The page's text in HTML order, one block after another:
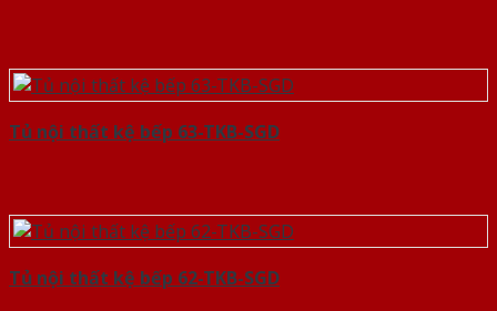
Tủ nội thất kệ bếp 63-TKB-SGD
Tủ nội thất kệ bếp 62-TKB-SGD